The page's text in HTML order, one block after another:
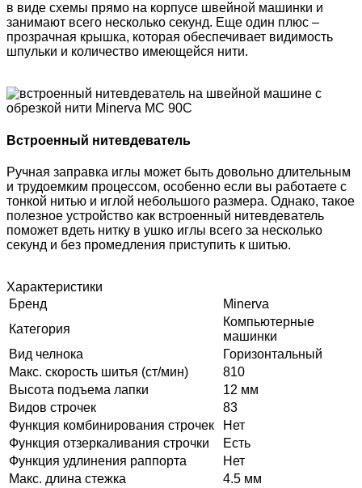
в виде схемы прямо на корпусе швейной машинки и
занимают всего несколько секунд. Еще один плюс –
прозрачная крышка, которая обеспечивает видимость
шпульки и количество имеющейся нити.
Встроенный нитевдеватель
Ручная заправка иглы может быть довольно длительным
и трудоемким процессом, особенно если вы работаете с
тонкой нитью и иглой небольшого размера. Однако, такое
полезное устройство как встроенный нитевдеватель
поможет вдеть нитку в ушко иглы всего за несколько
секунд и без промедления приступить к шитью.
Характеристики
Бренд
Minerva
Категория
Компьютерные
машинки
Вид челнока
Горизонтальный
Макс. скорость шитья (ст/мин)
810
Высота подъема лапки
12 мм
Видов строчек
83
Функция комбинирования строчек
Нет
Функция отзеркаливания строчки
Есть
Функция удлинения раппорта
Нет
Макс. длина стежка
4.5 мм